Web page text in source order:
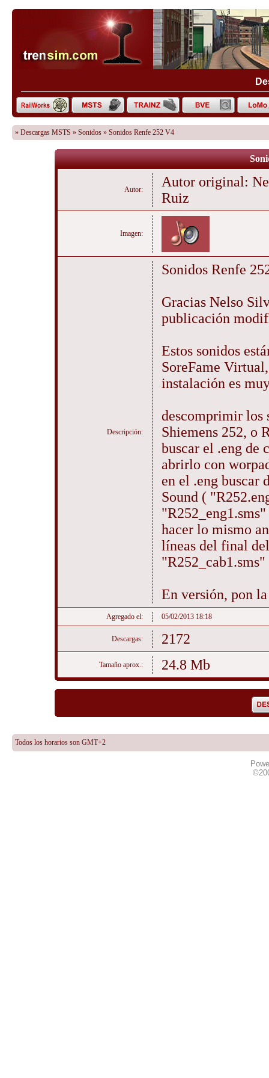
» Descargas MSTS » Sonidos » Sonidos Renfe 252 V4
Autor:
Autor original:
Ruiz
Imagen:
Descripción:
Sonidos Renfe
Gracias Nelso
publicación
Estos sonidos
SoreFame
instalación es
descomprimir los
Shiemens 252, o
buscar el .eng de
abrirlo con
en el .eng buscar
Sound (
"R252_eng1.sms"
hacer lo mismo
líneas del final
"R252_cab1.sms"
En versión, pon
Agregado el: 05/02/2013 18:18
Descargas: 2172
Tamaño aprox.: 24.8 Mb
Todos los horarios son GMT+2